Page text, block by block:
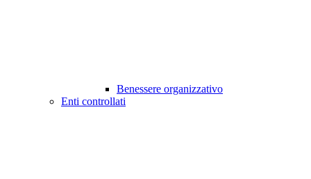
Benessere organizzativo
Enti controllati